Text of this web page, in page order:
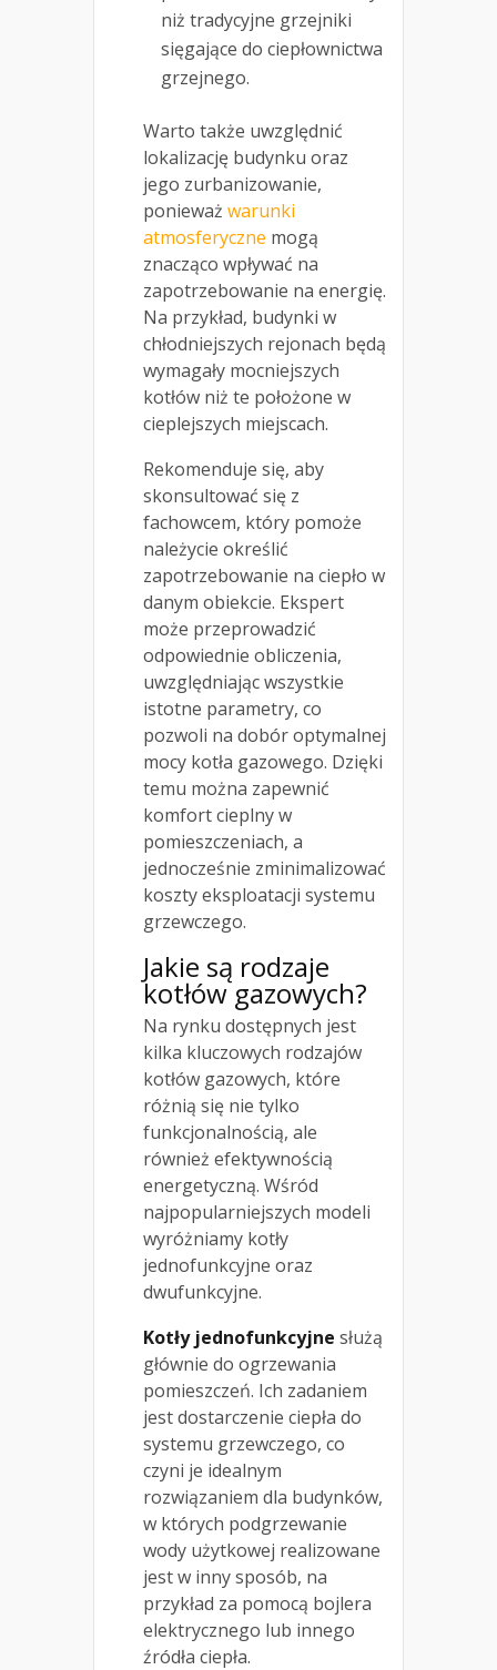
niż tradycyjne grzejniki
sięgające do ciepłownictwa
grzejnego.
Warto także uwzględnić
lokalizację budynku oraz
jego zurbanizowanie,
ponieważ warunki
atmosferyczne mogą
znacząco wpływać na
zapotrzebowanie na energię.
Na przykład, budynki w
chłodniejszych rejonach będą
wymagały mocniejszych
kotłów niż te położone w
cieplejszych miejscach.
Rekomenduje się, aby
skonsultować się z
fachowcem, który pomoże
należycie określić
zapotrzebowanie na ciepło w
danym obiekcie. Ekspert
może przeprowadzić
odpowiednie obliczenia,
uwzględniając wszystkie
istotne parametry, co
pozwoli na dobór optymalnej
mocy kotła gazowego. Dzięki
temu można zapewnić
komfort cieplny w
pomieszczeniach, a
jednocześnie zminimalizować
koszty eksploatacji systemu
grzewczego.
Jakie są rodzaje
kotłów gazowych?
Na rynku dostępnych jest
kilka kluczowych rodzajów
kotłów gazowych, które
różnią się nie tylko
funkcjonalnością, ale
również efektywnością
energetyczną. Wśród
najpopularniejszych modeli
wyróżniamy kotły
jednofunkcyjne oraz
dwufunkcyjne.
Kotły jednofunkcyjne służą
głównie do ogrzewania
pomieszczeń. Ich zadaniem
jest dostarczenie ciepła do
systemu grzewczego, co
czyni je idealnym
rozwiązaniem dla budynków,
w których podgrzewanie
wody użytkowej realizowane
jest w inny sposób, na
przykład za pomocą bojlera
elektrycznego lub innego
źródła ciepła.